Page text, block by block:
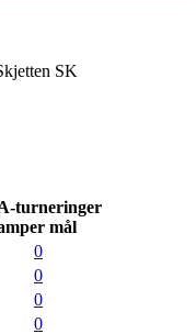
SK
turneringer
mål
0
0
0
0